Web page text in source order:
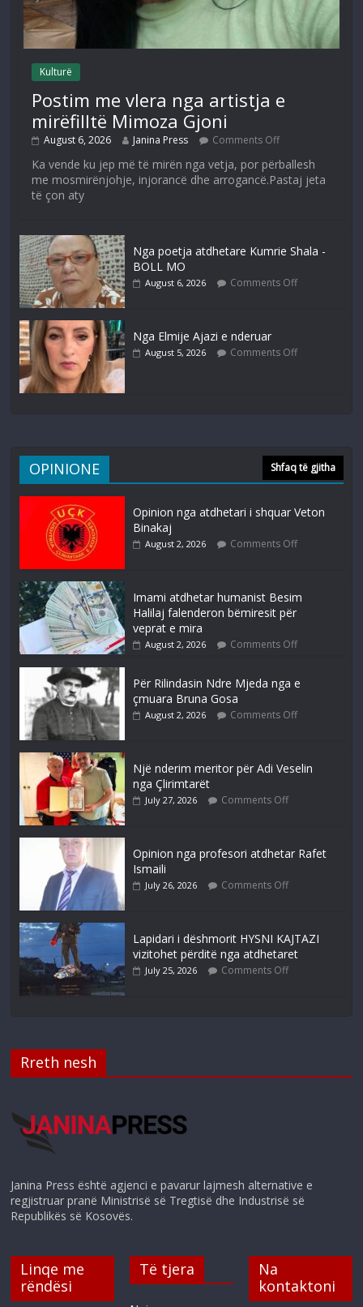
Kulturë
Postim me vlera nga artistja e
mirëfilltë Mimoza Gjoni
August 6, 2026 Janina Press Comments Off
Ka vende ku jep më të mirën nga vetja, por përballesh
me mosmirënjohje, injorancë dhe arrogancë.Pastaj jeta
të çon aty
Nga poetja atdhetare Kumrie Shala -
BOLL MO
August 6, 2026 Comments Off
Nga Elmije Ajazi e nderuar
August 5, 2026 Comments Off
OPINIONE Shfaq të gjitha
Opinion nga atdhetari i shquar Veton
Binakaj
August 2, 2026 Comments Off
Imami atdhetar humanist Besim
Halilaj falenderon bëmiresit për
veprat e mira
August 2, 2026 Comments Off
Për Rilindasin Ndre Mjeda nga e
çmuara Bruna Gosa
August 2, 2026 Comments Off
Një nderim meritor për Adi Veselin
nga Çlirimtarët
July 27, 2026 Comments Off
Opinion nga profesori atdhetar Rafet
Ismaili
July 26, 2026 Comments Off
Lapidari i dëshmorit HYSNI KAJTAZI
vizitohet përditë nga atdhetaret
July 25, 2026 Comments Off
Rreth nesh
Janina Press është agjenci e pavarur lajmesh alternative e
regjistruar pranë Ministrisë së Tregtisë dhe Industrisë së
Republikës së Kosovës.
Linqe me
rëndësi
Të tjera
Na
kontaktoni